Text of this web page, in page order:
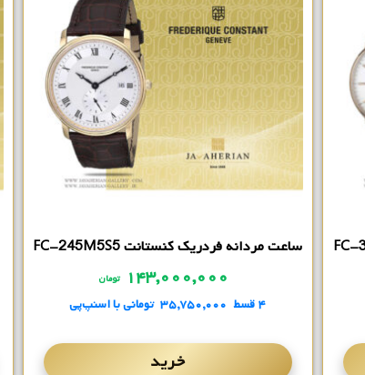
ساعت مردانه فردریک کنستانت FC-245M5S5
۱۴۳,۰۰۰,۰۰۰ تومان
۴ قسط ۳۵,۷۵۰,۰۰۰ تومانیبا اسنپ‌پی
خرید